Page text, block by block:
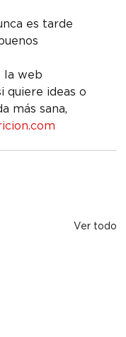
es tarde
la web
quiere ideas o
más sana,
Ver todo